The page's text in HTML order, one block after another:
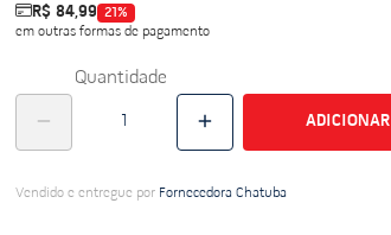
R$ 84,99 21%
em outras formas de pagamento
Quantidade
ADICIONAR
Vendido e entregue por Fornecedora Chatuba